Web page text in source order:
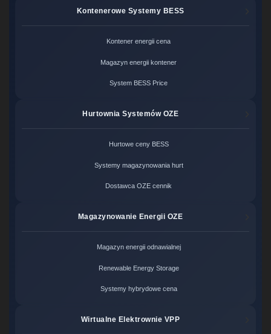
Kontenerowe Systemy BESS
Kontener energii cena
Magazyn energii kontener
System BESS Price
Hurtownia Systemów OZE
Hurtowe ceny BESS
Systemy magazynowania hurt
Dostawca OZE cennik
Magazynowanie Energii OZE
Magazyn energii odnawialnej
Renewable Energy Storage
Systemy hybrydowe cena
Wirtualne Elektrownie VPP